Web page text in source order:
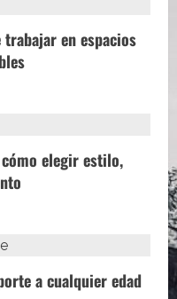
en espacios
elegir estilo,
a cualquier edad